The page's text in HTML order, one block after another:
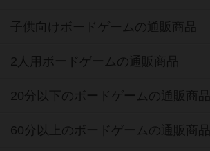
子供向けボードゲームの通販商品
2人用ボードゲームの通販商品
20分以下のボードゲームの通販商品
60分以上のボードゲームの通販商品